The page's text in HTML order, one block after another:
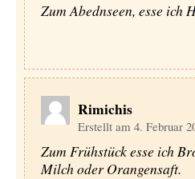
Zum Abednseen, esse ich
Rimichis
Erstellt am 4. Februar
Zum Frühstück esse ich
Milch oder Orangensaft.